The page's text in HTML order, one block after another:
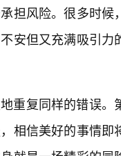
担风险。很多时候
安但又充满吸引力
重复同样的错误。
相信美好的事情即